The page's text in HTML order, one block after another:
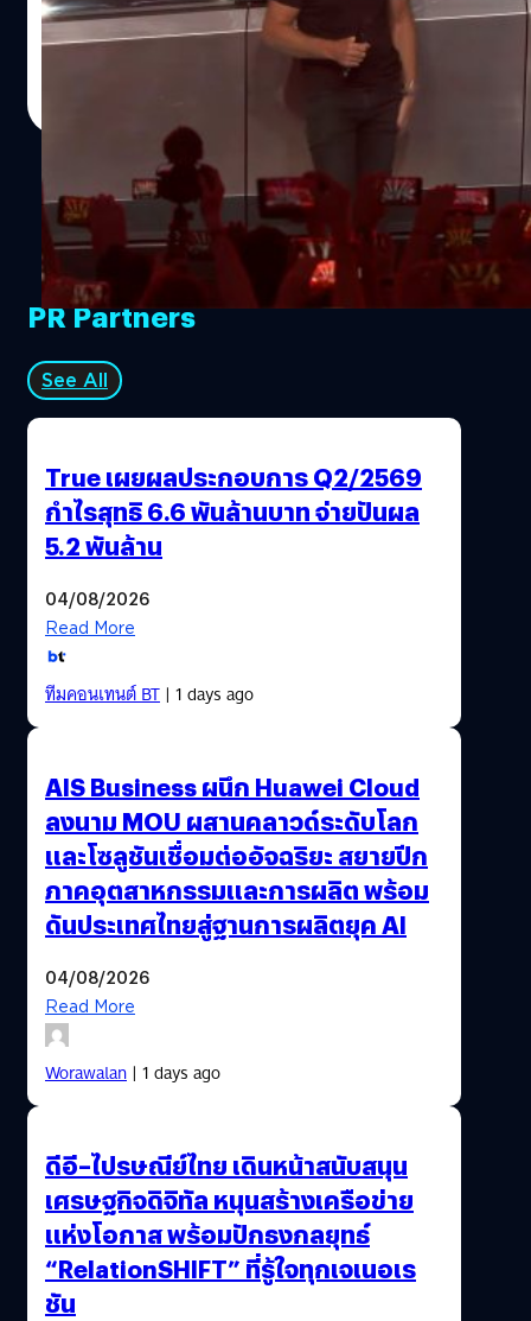
ดูเหมือนรุ่นก่อนหน้านี้ แต่จะแตกต่างตรงที่ประตูไม่มีที่จับ
เพราะรถจะสามารถรับรู้และเปิดประตูให้เราอัตโนมัติ และเผย
ว่าจะปล่อย Cybertruck ในปี 2023 รวมถึงได้มีการเริ่มส่งมอบ
Model Y ที่ผลิตในเท็กซัสแล้วและจิกะเท็กซัสมีเป้าหมายใน
การผลิตที่ 500,000 คัน/ปี
PR Partners
See All
True เผยผลประกอบการ Q2/2569
กำไรสุทธิ 6.6 พันล้านบาท จ่ายปันผล
5.2 พันล้าน
04/08/2026
Read More
ทีมคอนเทนต์ BT| 1 days ago
AIS Business ผนึก Huawei Cloud
ลงนาม MOU ผสานคลาวด์ระดับโลก
และโซลูชันเชื่อมต่ออัจฉริยะ สยายปีก
ภาคอุตสาหกรรมและการผลิต พร้อม
ดันประเทศไทยสู่ฐานการผลิตยุค AI
04/08/2026
Read More
Worawalan| 1 days ago
ดีอี–ไปรษณีย์ไทย เดินหน้าสนับสนุน
เศรษฐกิจดิจิทัล หนุนสร้างเครือข่าย
แห่งโอกาส พร้อมปักธงกลยุทธ์
“RelationSHIFT” ที่รู้ใจทุกเจเนอเร
ชัน